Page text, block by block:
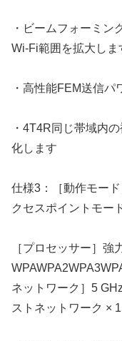
・ビームフォーミン
Wi-Fi範囲を拡大しま
・高性能FEM送信
・4T4R同じ帯域内
化します
仕様3：［動作モー
クセスポイントモー
［プロセッサー］強
ネットワーク］5
ストネットワーク × 1